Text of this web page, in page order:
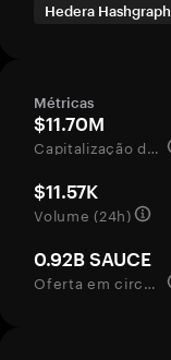
Hedera Hashgraph
Métricas
$11.70M
Capitalização de mercado
$11.57K
Volume (24h)
0.92B SAUCE
Oferta em circulação